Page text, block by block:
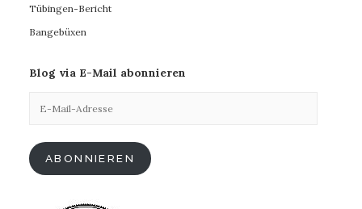
Tübingen-Bericht
Bangebüxen
Blog via E-Mail abonnieren
Mail-
ABONNIEREN